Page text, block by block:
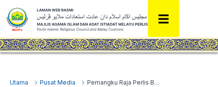
Utama Pusat Media Pemangku Raja Perlis Berkenan Saksikan Latihan Kuasa Tembakan 2023